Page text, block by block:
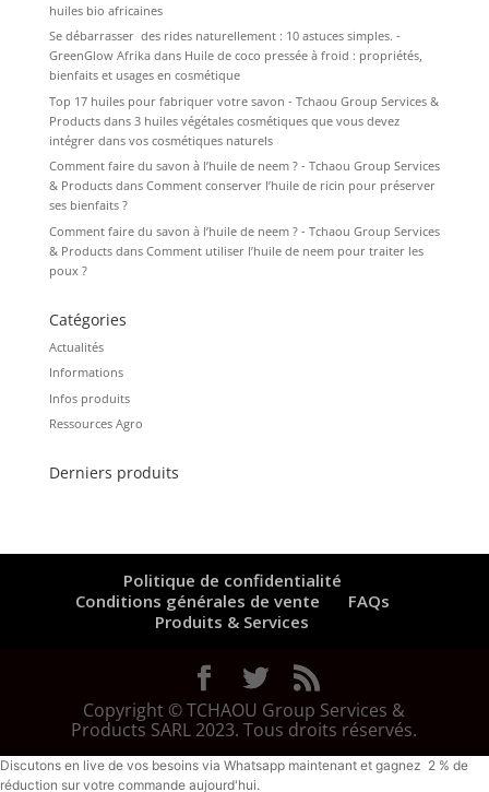
huiles bio africaines
Se débarrasser des rides naturellement : 10 astuces simples. -
GreenGlow Afrikadans Huile de coco pressée à froid : propriétés,
bienfaits et usages en cosmétique
Top 17 huiles pour fabriquer votre savon - Tchaou Group Services &
Productsdans 3 huiles végétales cosmétiques que vous devez
intégrer dans vos cosmétiques naturels
Comment faire du savon à l’huile de neem ? - Tchaou Group Services
& Productsdans Comment conserver l’huile de ricin pour préserver
ses bienfaits ?
Comment faire du savon à l’huile de neem ? - Tchaou Group Services
& Productsdans Comment utiliser l’huile de neem pour traiter les
poux ?
Catégories
Actualités
Informations
Infos produits
Ressources Agro
Derniers produits
Politique de confidentialité
Conditions générales de vente
FAQs
Produits & Services
Copyright © TCHAOU Group Services &
Products SARL 2023. Tous droits réservés.
Discutons en live de vos besoins via Whatsapp maintenant et gagnez 2 % de
réduction sur votre commande aujourd'hui.